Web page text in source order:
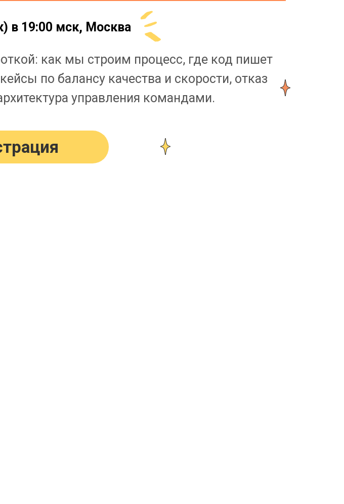
как мы строим процесс, где код пишет
по балансу качества и скорости, отказ
управления командами.
в 19:00 мск, Москва